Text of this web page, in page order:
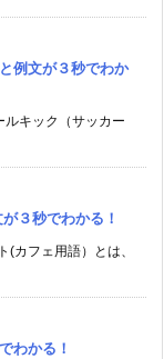
例文が３秒でわか
ルキック（サッカー
３秒でわかる！
(カフェ用語）とは、
わかる！